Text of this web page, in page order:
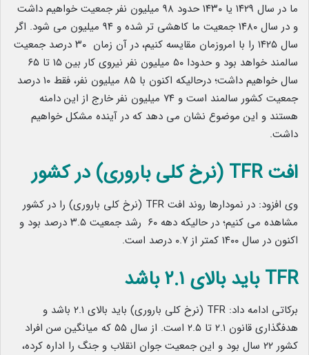
ما در سال ۱۴۲۹ یا ١۴٣٠ حدود ٩٨ میلیون نفر جمعیت خواهیم داشت
و در سال ۱۴۸۰ جمعیت ما کاهشی‌ تر شده و ۹۴ میلیون می ‌شود. اگر
سال ۱۴۲۵ را با امروزمان مقایسه کنیم، در آن زمان ٣٠ درصد جمعیت
سالمند خواهد بود و حدودا ۵٠ میلیون نفر نیروی کار بین ١۵ تا ۶۵
سال خواهیم داشت؛ درحالیکه اکنون با ۸۵ میلیون نفر، فقط ١٠ درصد
جمعیت کشور سالمند است و ۷۴ میلیون نفر خارج از این دامنه
هستند و این موضوع نشان می دهد که در آینده مشکل خواهیم
داشت.
افت TFR (نرخ کلی باروری) در کشور
وی افزود: در نمودارها روند افت TFR (نرخ کلی باروری) را در کشور
مشاهده می‌ کنیم؛ در حالیکه دهه ۶٠ رشد جمعیت ۳.۵ درصد بود و
اکنون در سال ١۴٠٠ کمتر از ۰.۷ درصد است.
TFR باید بالای ۲.۱ باشد
برکاتی ادامه داد: TFR (نرخ کلی باروری) باید بالای ۲.۱ باشد و
هدفگذاری قانون ۲.۱ تا ۲.۵ است. از سال ۵۵ که میانگین سن افراد
کشور ٢٢ سال بود و این جمعیت جوان انقلاب و جنگ را اداره کرده،